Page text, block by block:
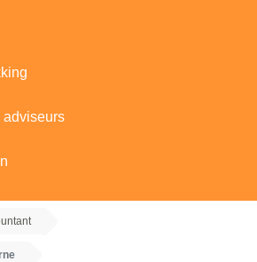
adviseurs